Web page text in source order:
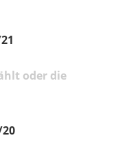
oder die